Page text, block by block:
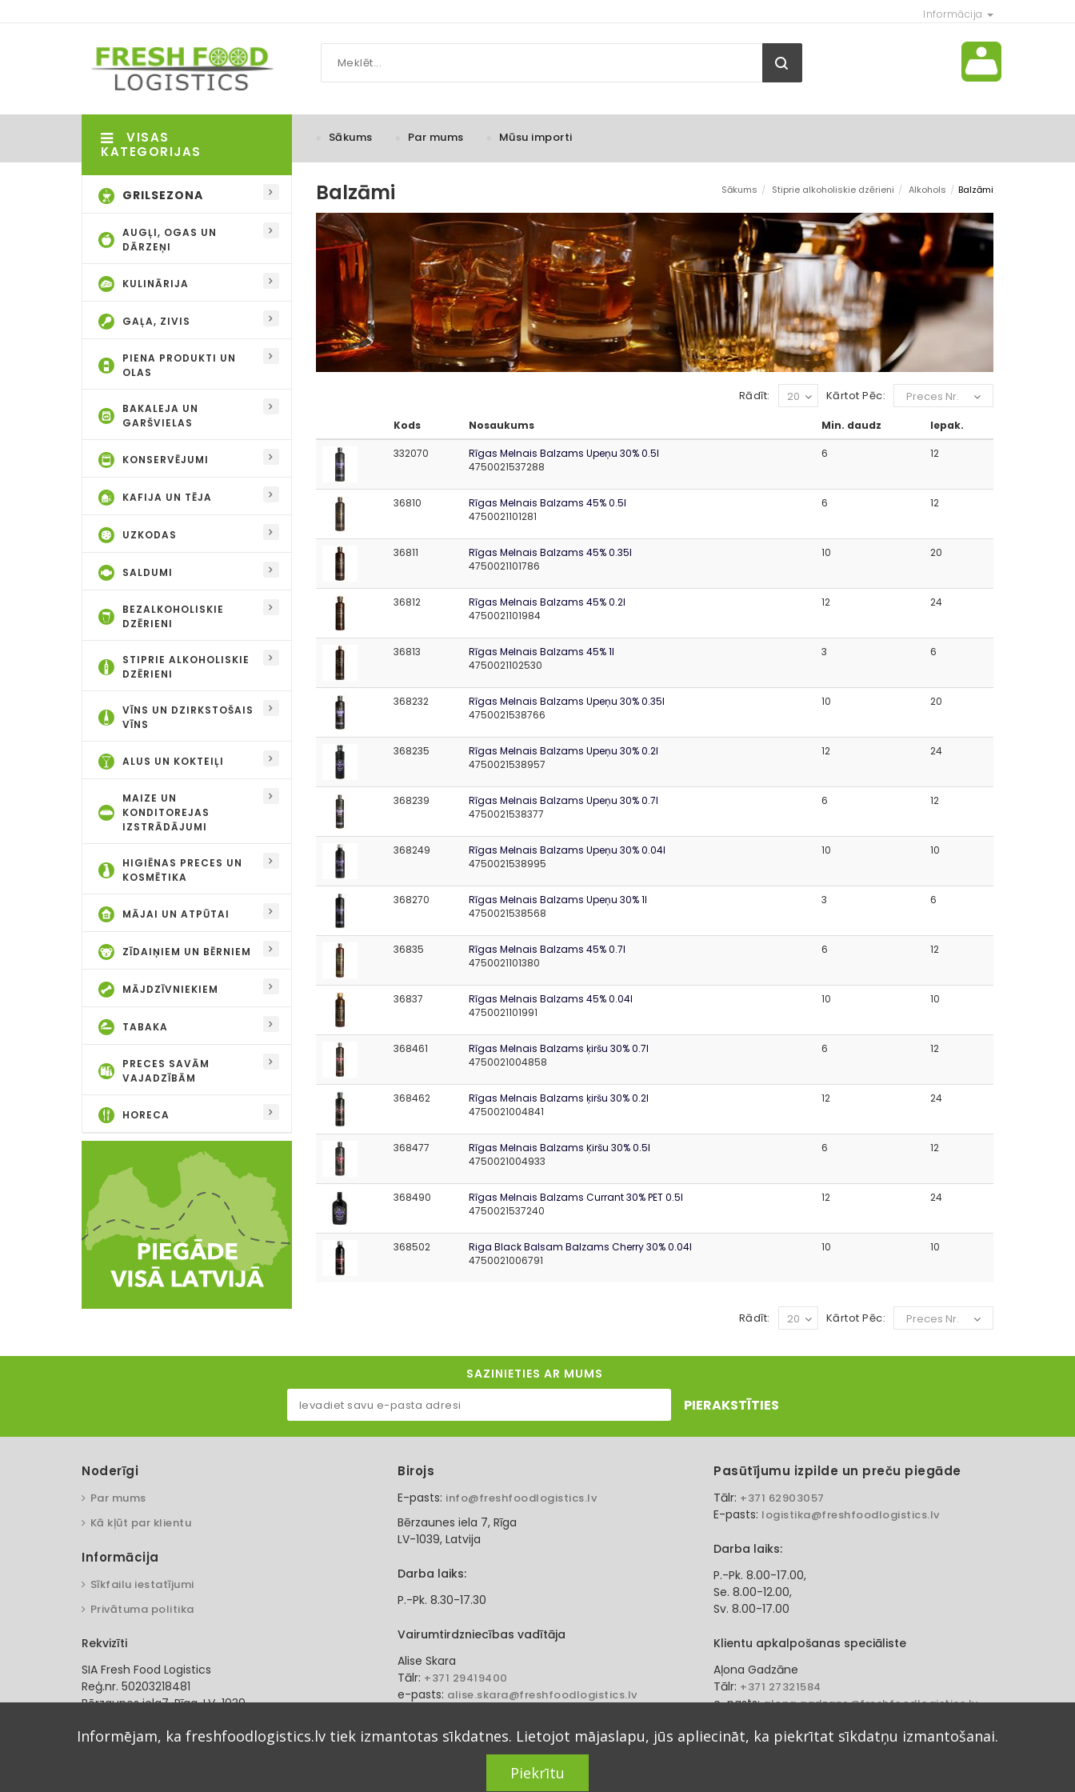
Informācija
VISAS
KATEGORIJAS
GRILSEZONA
AUGĻI, OGAS UN
DĀRZEŅI
KULINĀRIJA
GAĻA, ZIVIS
PIENA PRODUKTI UN
OLAS
BAKALEJA UN
GARŠVIELAS
KONSERVĒJUMI
KAFIJA UN TĒJA
UZKODAS
SALDUMI
BEZALKOHOLISKIE
DZĒRIENI
STIPRIE ALKOHOLISKIE
DZĒRIENI
VĪNS UN DZIRKSTOŠAIS
VĪNS
ALUS UN KOKTEIĻI
MAIZE UN
KONDITOREJAS
IZSTRĀDĀJUMI
HIGIĒNAS PRECES UN
KOSMĒTIKA
MĀJAI UN ATPŪTAI
ZĪDAIŅIEM UN BĒRNIEM
MĀJDZĪVNIEKIEM
TABAKA
PRECES SAVĀM
VAJADZĪBĀM
HORECA
Sākums Par mums Mūsu importi
Sākums / Stiprie alkoholiskie dzērieni / Alkohols / Balzāmi
Balzāmi
Kārtot Pēc: Preces Nr.
Rādīt: 20
Kods Nosaukums Min. daudz Iepak.
332070
Rīgas Melnais Balzams Upeņu 30% 0.5l
4750021537288
6 12
36810
Rīgas Melnais Balzams 45% 0.5l
4750021101281
6 12
36811
Rīgas Melnais Balzams 45% 0.35l
4750021101786
10 20
36812
Rīgas Melnais Balzams 45% 0.2l
4750021101984
12 24
36813
Rīgas Melnais Balzams 45% 1l
4750021102530
3 6
368232
Rīgas Melnais Balzams Upeņu 30% 0.35l
4750021538766
10 20
368235
Rīgas Melnais Balzams Upeņu 30% 0.2l
4750021538957
12 24
368239
Rīgas Melnais Balzams Upeņu 30% 0.7l
4750021538377
6 12
368249
Rīgas Melnais Balzams Upeņu 30% 0.04l
4750021538995
10 10
368270
Rīgas Melnais Balzams Upeņu 30% 1l
4750021538568
3 6
36835
Rīgas Melnais Balzams 45% 0.7l
4750021101380
6 12
36837
Rīgas Melnais Balzams 45% 0.04l
4750021101991
10 10
368461
Rīgas Melnais Balzams ķiršu 30% 0.7l
4750021004858
6 12
368462
Rīgas Melnais Balzams ķiršu 30% 0.2l
4750021004841
12 24
368477
Rīgas Melnais Balzams Ķiršu 30% 0.5l
4750021004933
6 12
368490
Rīgas Melnais Balzams Currant 30% PET 0.5l
4750021537240
12 24
368502
Riga Black Balsam Balzams Cherry 30% 0.04l
4750021006791
10 10
Kārtot Pēc: Preces Nr.
Rādīt: 20
SAZINIETIES AR MUMS
PIERAKSTĪTIES
Noderīgi
Par mums
Kā kļūt par klientu
Informācija
Sīkfailu iestatījumi
Privātuma politika
Rekvizīti
SIA Fresh Food Logistics
Reģ.nr. 50203218481
Bērzaunes iela7, Rīga. LV-1039
LV54UNLA0055001235489
Birojs
E-pasts: info@freshfoodlogistics.lv
Bērzaunes iela 7, Rīga
LV-1039, Latvija
Darba laiks:
P.-Pk. 8.30-17.30
Vairumtirdzniecības vadītāja
Alise Skara
Tālr: +371 29419400
e-pasts: alise.skara@freshfoodlogistics.lv
Pasūtījumu izpilde un preču piegāde
Tālr: +371 62903057
E-pasts: logistika@freshfoodlogistics.lv
Darba laiks:
P.-Pk. 8.00-17.00,
Se. 8.00-12.00,
Sv. 8.00-17.00
Klientu apkalpošanas speciāliste
Aļona Gadzāne
Tālr: +371 27321584
e-pasts:alona.gadzane@freshfoodlogistics.lv
Informējam, ka freshfoodlogistics.lv tiek izmantotas sīkdatnes. Lietojot mājaslapu, jūs apliecināt, ka piekrītat sīkdatņu izmantošanai.
Piekrītu